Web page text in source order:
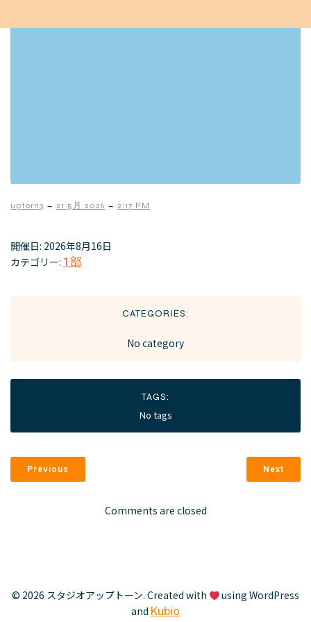
uptorn3 – 21 5月 2026 – 2:17 PM
開催日: 2026年8月16日
カテゴリー: 1部
CATEGORIES:
No category
TAGS:
No tags
Previous Next
Comments are closed
© 2026 スタジオアップトーン. Created with
using WordPress
and Kubio